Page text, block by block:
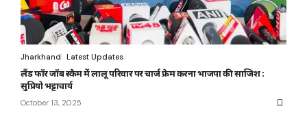
Jharkhand Latest Updates
लैंड फॉर जॉब स्कैम में लालू परिवार पर चार्ज फ्रेम करना भाजपा की साजिश :
सुप्रियो भट्टाचार्य
October 13, 2025